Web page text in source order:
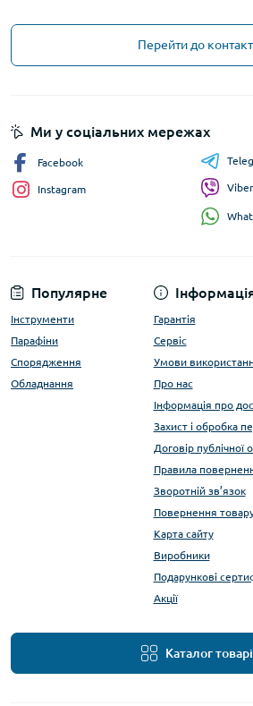
Перейти до
Популярне
Інструменти
Парафіни
Спорядження
Обладнання
Гарантія
Сервіс
Умови
Про нас
Інформація про
Захист і обробка
Договір публічної
Правила
Зворотній зв’язок
Повернення
Карта сайту
Виробники
Подарункові
Акції
Каталог
Ми у соціальних мережах
Facebook
Instagram Viber